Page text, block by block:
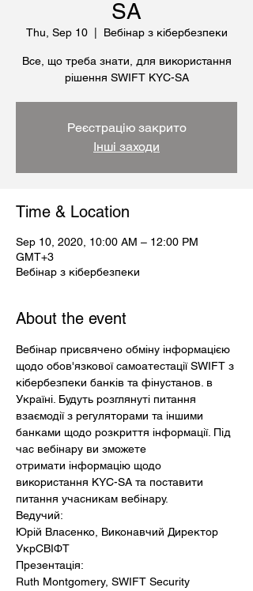
SA
Thu, Sep 10
  |
Вебінар з кібербезпеки
Все, що треба знати, для використання
рішення SWIFT KYC-SA
Реєстрацію закрито
Інші заходи
Time & Location
Sep 10, 2020, 10:00 AM – 12:00 PM
GMT+3
Вебінар з кібербезпеки
About the event
Вебінар присвячено обміну інформацією
щодо обов'язкової самоатестації SWIFT з
кібербезпеки банків та фінустанов. в
Україні. Будуть розглянуті питання
взаємодії з регуляторами та іншими
банками щодо розкриття інформації. Під
час вебінару ви зможете
отримати інформацію щодо
використання KYC-SA та поставити
питання учасникам вебінару.
Ведучий:
Юрій Власенко, Виконавчий Директор
УкрСВІФТ
Презентація:
Ruth Montgomery, SWIFT Security